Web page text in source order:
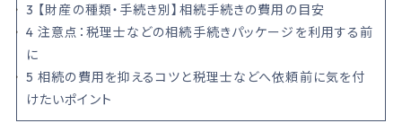
3 【財産の種類・手続き別】相続手続きの費用の目安
4 注意点：税理士などの相続手続きパッケージを利用する前
に
5 相続の費用を抑えるコツと税理士などへ依頼前に気を付
けたいポイント